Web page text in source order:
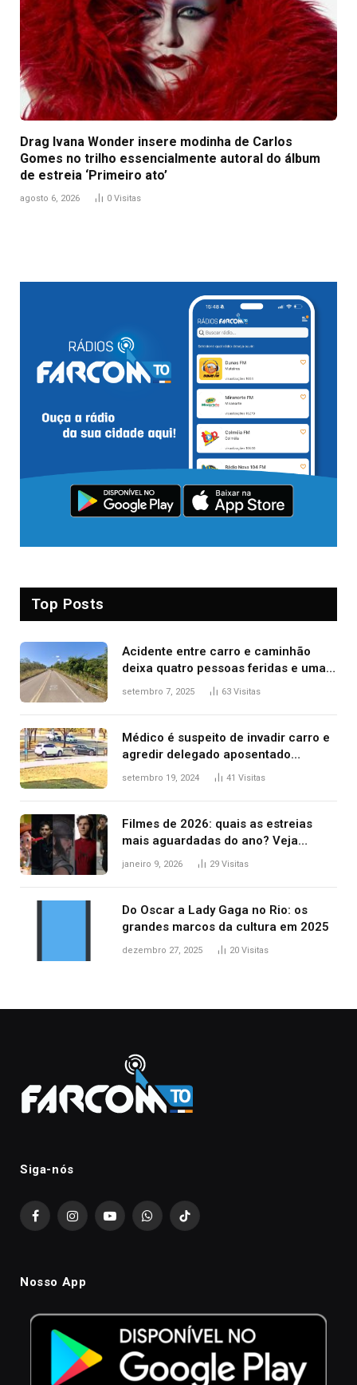
Drag Ivana Wonder insere modinha de Carlos
Gomes no trilho essencialmente autoral do álbum
de estreia ‘Primeiro ato’
agosto 6, 2026 0 Visitas
Top Posts
Acidente entre carro e caminhão
deixa quatro pessoas feridas e uma
mulher morta na TO-070
setembro 7, 2025 63 Visitas
Médico é suspeito de invadir carro e
agredir delegado aposentado
durante confusão no trânsito
setembro 19, 2024 41 Visitas
Filmes de 2026: quais as estreias
mais aguardadas do ano? Veja
principais lançamentos do cinema
janeiro 9, 2026 29 Visitas
Do Oscar a Lady Gaga no Rio: os
grandes marcos da cultura em 2025
dezembro 27, 2025 20 Visitas
Siga-nós
FacebookInstagramYouTubeWhatsAppTikTok
Nosso App